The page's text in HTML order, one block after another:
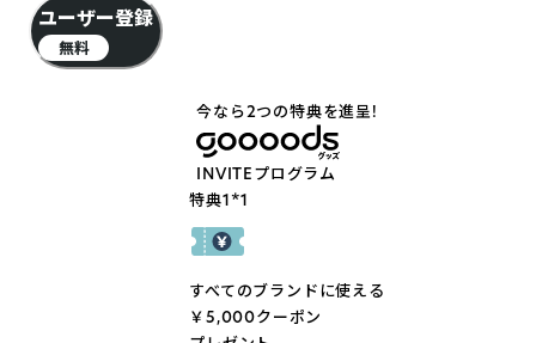
ユーザー登録
無料
今なら2つの特典を進呈!
INVITEプログラム
特典1*1
すべてのブランドに使える
￥5,000クーポン